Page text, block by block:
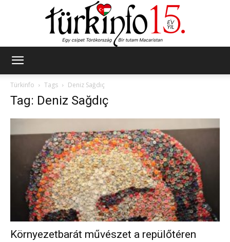
Türkinfo
Tags Deniz Sağdıç
Tag: Deniz Sağdıç
Környezetbarát művészet a repülőtéren